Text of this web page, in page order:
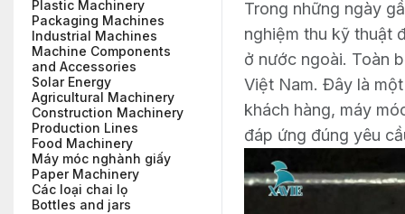
Plastic Machinery
Packaging Machines
Industrial Machines
Machine Components
and Accessories
Solar Energy
Agricultural Machinery
Construction Machinery
Production Lines
Food Machinery
Máy móc nghành giấy
Paper Machinery
Các loại chai lọ
Bottles and jars
Trong những ngày
nghiệm thu kỹ thuật
ở nước ngoài. Toàn
Việt Nam. Đây là
khách hàng, máy
đáp ứng đúng yêu